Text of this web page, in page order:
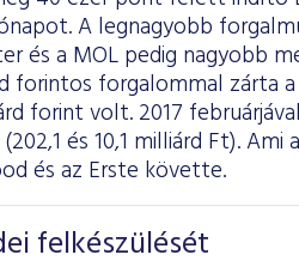
A legnagyobb
és a MOL pedig nagyobb
forintos forgalommal zárta
forint volt. 2017
és 10,1 milliárd Ft). Ami
és az Erste követte.
felkészülését